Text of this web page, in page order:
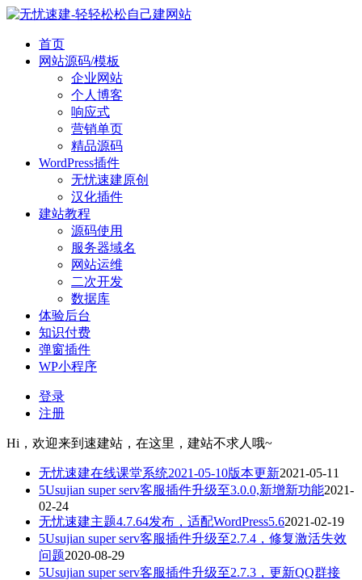
首页
网站源码/模板
企业网站
个人博客
响应式
营销单页
精品源码
WordPress插件
无忧速建原创
汉化插件
建站教程
源码使用
服务器域名
网站运维
二次开发
数据库
体验后台
知识付费
弹窗插件
WP小程序
登录
注册
Hi，欢迎来到速建站，在这里，建站不求人哦~
无忧速建在线课堂系统2021-05-10版本更新2021-05-11
5Usujian super serv客服插件升级至3.0.0,新增新功能2021-
02-24
无忧速建主题4.7.64发布，适配WordPress5.62021-02-19
5Usujian super serv客服插件升级至2.7.4，修复激活失效
问题2020-08-29
5Usujian super serv客服插件升级至2.7.3，更新QQ群接